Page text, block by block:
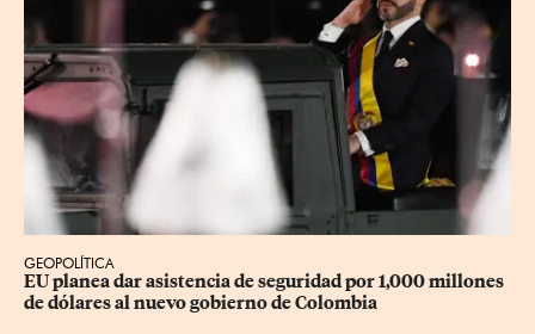
GEOPOLÍTICA
EU planea dar asistencia de seguridad por 1,000 millones
de dólares al nuevo gobierno de Colombia